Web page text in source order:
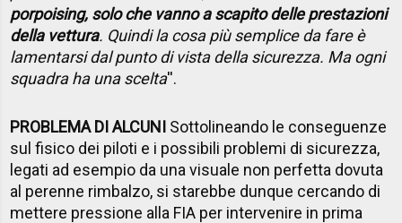
porpoising, solo che vanno a scapito delle prestazioni
della vettura. Quindi la cosa più semplice da fare è
lamentarsi dal punto di vista della sicurezza. Ma ogni
squadra ha una scelta''.
PROBLEMA DI ALCUNI Sottolineando le conseguenze
sul fisico dei piloti e i possibili problemi di sicurezza,
legati ad esempio da una visuale non perfetta dovuta
al perenne rimbalzo, si starebbe dunque cercando di
mettere pressione alla FIA per intervenire in prima